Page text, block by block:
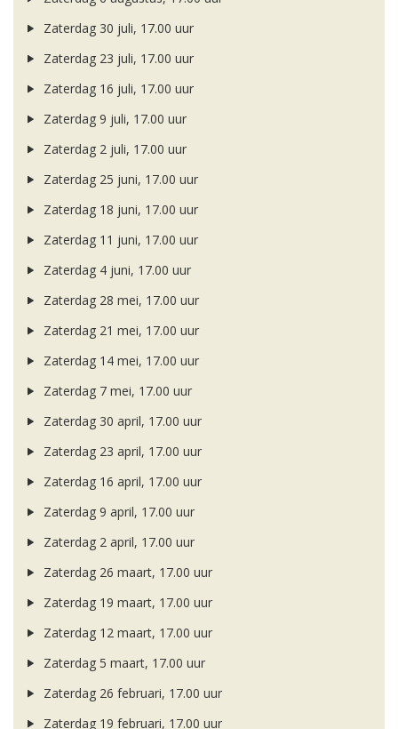
Zaterdag 30 juli, 17.00 uur
Zaterdag 23 juli, 17.00 uur
Zaterdag 16 juli, 17.00 uur
Zaterdag 9 juli, 17.00 uur
Zaterdag 2 juli, 17.00 uur
Zaterdag 25 juni, 17.00 uur
Zaterdag 18 juni, 17.00 uur
Zaterdag 11 juni, 17.00 uur
Zaterdag 4 juni, 17.00 uur
Zaterdag 28 mei, 17.00 uur
Zaterdag 21 mei, 17.00 uur
Zaterdag 14 mei, 17.00 uur
Zaterdag 7 mei, 17.00 uur
Zaterdag 30 april, 17.00 uur
Zaterdag 23 april, 17.00 uur
Zaterdag 16 april, 17.00 uur
Zaterdag 9 april, 17.00 uur
Zaterdag 2 april, 17.00 uur
Zaterdag 26 maart, 17.00 uur
Zaterdag 19 maart, 17.00 uur
Zaterdag 12 maart, 17.00 uur
Zaterdag 5 maart, 17.00 uur
Zaterdag 26 februari, 17.00 uur
Zaterdag 19 februari, 17.00 uur